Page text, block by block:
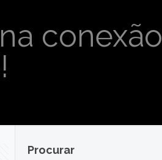
conexão
Procurar